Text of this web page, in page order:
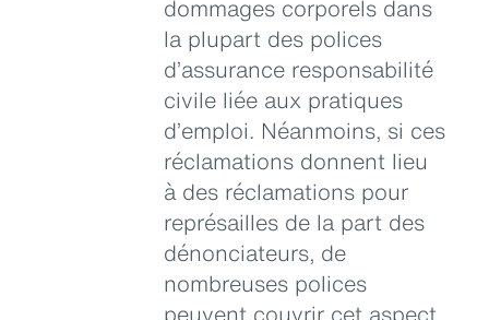
dommages corporels dans
la plupart des polices
d’assurance responsabilité
civile liée aux pratiques
d’emploi. Néanmoins, si ces
réclamations donnent lieu
à des réclamations pour
représailles de la part des
dénonciateurs, de
nombreuses polices
peuvent couvrir cet aspect